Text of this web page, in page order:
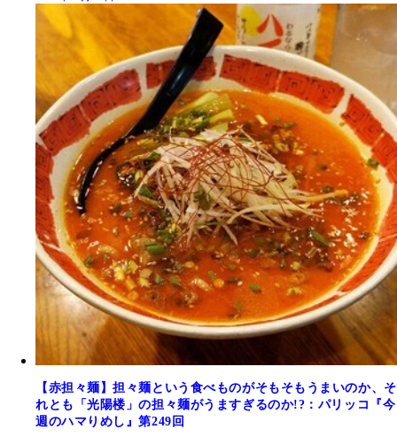
【赤担々麺】担々麺という食べものがそもそもうまいのか、そ
れとも「光陽楼」の担々麺がうますぎるのか!?：パリッコ『今
週のハマりめし』第249回